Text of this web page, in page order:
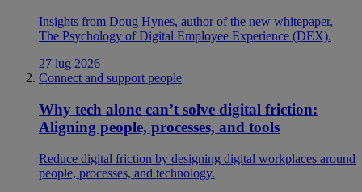
Insights from Doug Hynes, author of the new whitepaper,
The Psychology of Digital Employee Experience (DEX).
27 lug 2026
Connect and support people
Why tech alone can’t solve digital friction:
Aligning people, processes, and tools
Reduce digital friction by designing digital workplaces around
people, processes, and technology.